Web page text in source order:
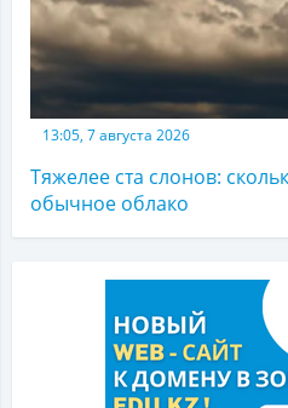
13:05, 7 августа 2026
Тяжелее ста слонов:
обычное облако